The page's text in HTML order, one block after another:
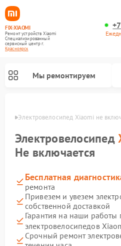
FIX-XIAOMI
Ремонт устройств Xiaomi
Специализированный
cервисный центр г.
Красноярск
Мы ремонтируем
Электровелосипед Xiaomi не
Электровелосипед
Не включается
Бесплатная
ремонта
Привезем и увезем
собственной доставкой
Гарантия на наши работы
электровелосипедов
Срочный ремонт